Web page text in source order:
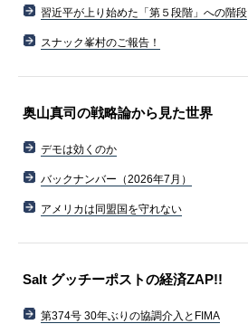
習近平が上り始めた「第５段階」への階段
スナック峯村のご報告！
奥山真司の戦略論から見た世界
デモは効くのか
バックナンバー（2026年7月）
アメリカは同盟国を守れない
Salt グッチーポストの経済ZAP!!
第374号 30年ぶりの協調介入とFIMA